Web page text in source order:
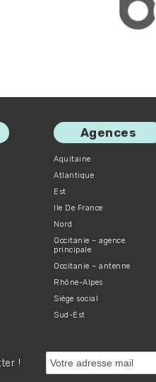
Agences
Aquitaine
Atlantique
Est
Ile De France
Nord
Occitanie – agence
principale
Occitanie – antenne
Rhône-Alpes
Siège social
Sud-Est
!